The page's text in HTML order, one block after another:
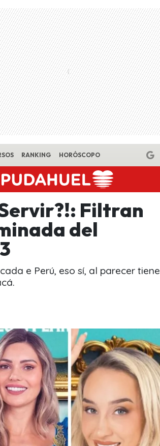
RANKING HORÓSCOPO
Filtran
del
e Perú, eso sí, al parecer tiene